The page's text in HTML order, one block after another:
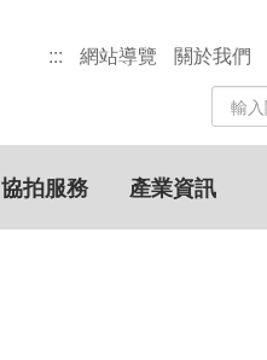
::: 網站導覽 關於我們
站
內
搜
尋
關
鍵
協拍服務 產業資訊